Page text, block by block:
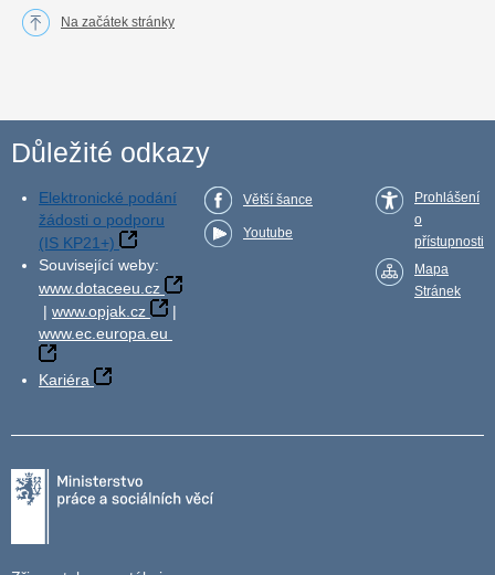
Na začátek stránky
Důležité odkazy
Elektronické podání
žádosti o podporu
(IS KP21+)
Související weby:
www.dotaceeu.cz
| www.opjak.cz
|
www.ec.europa.eu
Kariéra
Větší šance
Youtube
Prohlášení
o
přístupnosti
Mapa
Stránek